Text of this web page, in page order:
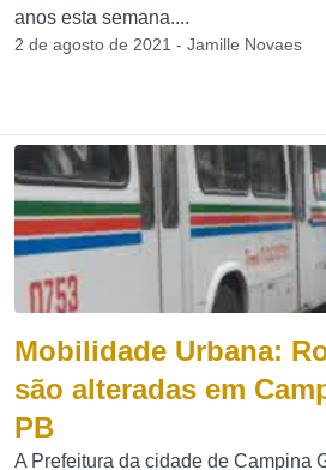
anos esta semana....
2 de agosto de 2021 - Jamille Novaes
Mobilidade Urbana:
são alteradas em
PB
A Prefeitura da cidade de Campina